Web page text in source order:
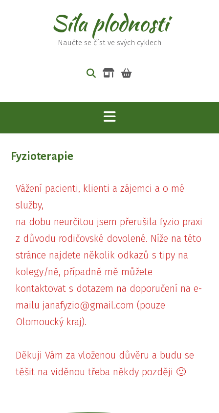
Síla plodnosti
Naučte se číst ve svých cyklech
Fyzioterapie
Vážení pacienti, klienti a zájemci a o mé
služby,
na dobu neurčitou jsem přerušila fyzio praxi
z důvodu rodičovské dovolené. Níže na této
stránce najdete několik odkazů s tipy na
kolegy/ně, případně mě můžete
kontaktovat s dotazem na doporučení na e-
mailu janafyzio@gmail.com (pouze
Olomoucký kraj).
Děkuji Vám za vloženou důvěru a budu se
těšit na viděnou třeba někdy později 🙂